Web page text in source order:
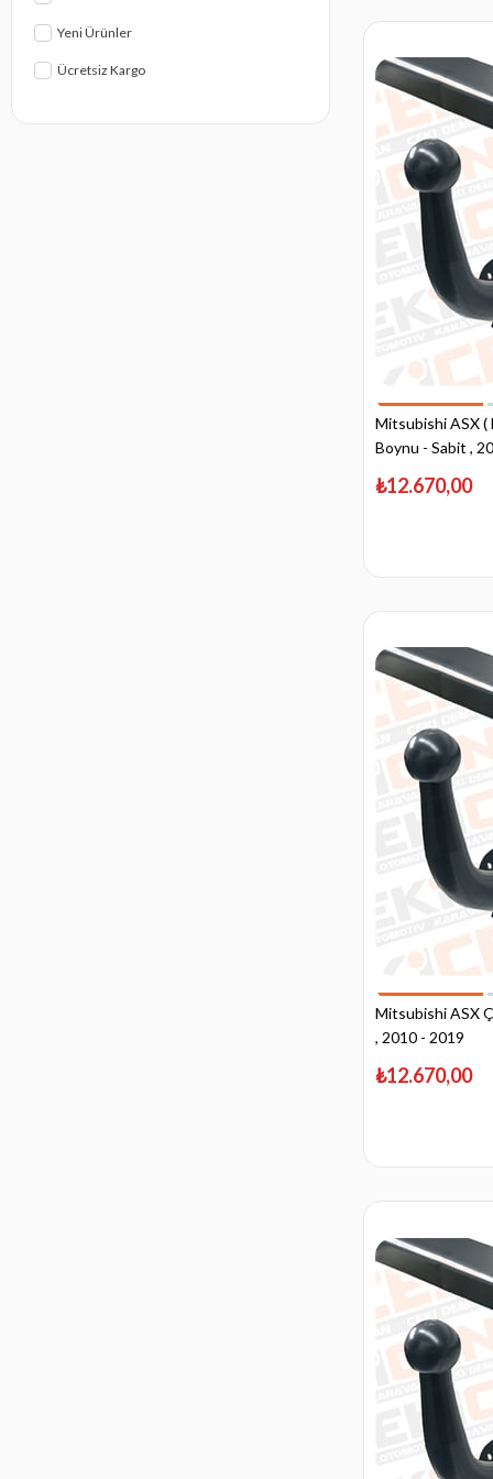
04.2003 - 03.2007
Yeni Ürünler
Ücretsiz Kargo
Mitsubishi ASX (
Boynu - Sabit ,
₺12.670,00
Mitsubishi ASX
, 2010 - 2019
₺12.670,00